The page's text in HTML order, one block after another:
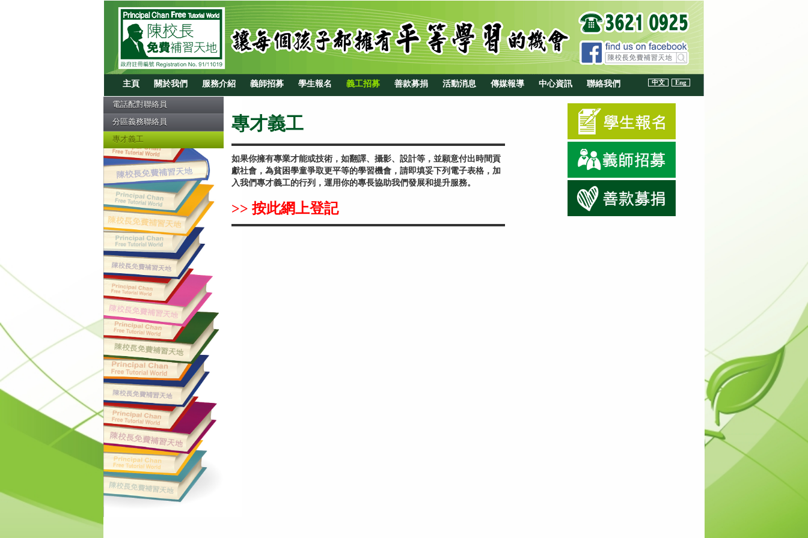
中文 Eng
主頁 關於我們 服務介紹 義師招募 學生報名 義工招募 善款募捐 活動消息 傳媒報導 中心資訊 聯絡我們
電話配對聯絡員
分區義務聯絡員
專才義工
專才義工
如果你擁有專業才能或技術，如翻譯、攝影、設計等，並願意付出時間貢
獻社會，為貧困學童爭取更平等的學習機會，請即填妥下列電子表格，加
入我們專才義工的行列，運用你的專長協助我們發展和提升服務。
>> 按此網上登記